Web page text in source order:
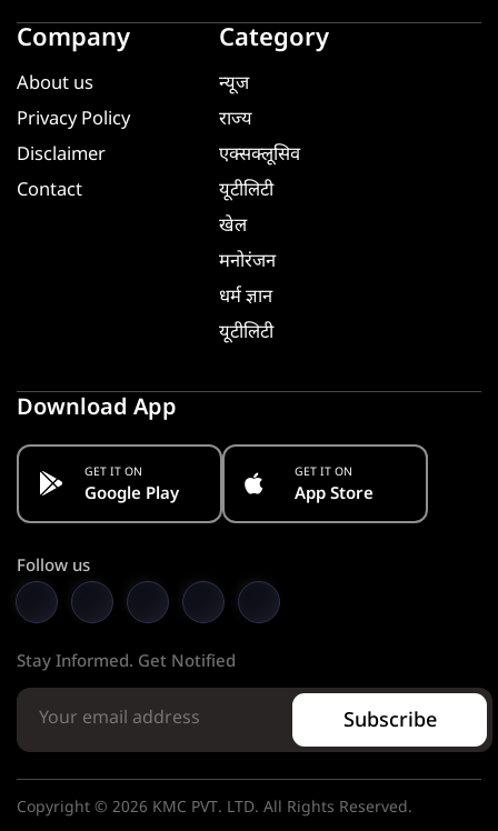
Company
About us
Privacy Policy
Disclaimer
Contact
Category
न्यूज
राज्य
एक्सक्लूसिव
यूटीलिटी
खेल
मनोरंजन
धर्म ज्ञान
यूटीलिटी
Download App
GET IT ON
Google Play
GET IT ON
App Store
Follow us
Stay Informed. Get Notified
Subscribe
Copyright © 2026 KMC PVT. LTD. All Rights Reserved.